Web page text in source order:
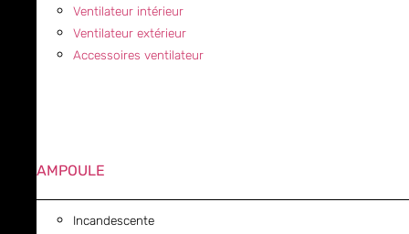
Ventilateur intérieur
Ventilateur extérieur
Accessoires ventilateur
AMPOULE
Incandescente